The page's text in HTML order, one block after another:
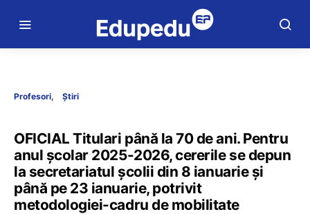
Profesori Știri
OFICIAL Titulari până la 70 de ani. Pentru
anul școlar 2025-2026, cererile se depun
la secretariatul școlii din 8 ianuarie și
până pe 23 ianuarie, potrivit
metodologiei-cadru de mobilitate